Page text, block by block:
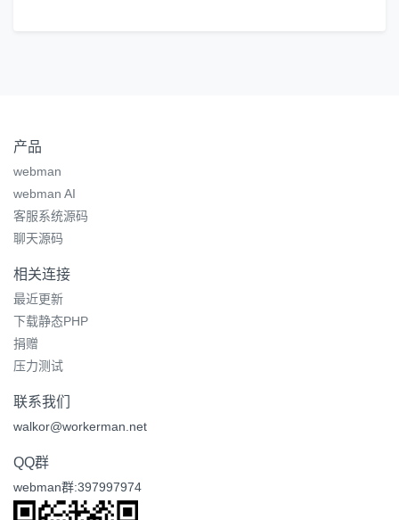
产品
webman
webman AI
客服系统源码
聊天源码
相关连接
最近更新
下载静态PHP
捐赠
压力测试
联系我们
walkor@workerman.net
QQ群
webman群:397997974